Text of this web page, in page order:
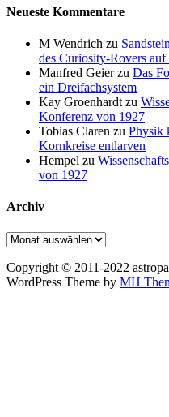
Neueste Kommentare
M Wendrich zu
des Curiosity-Rovers auf
Manfred Geierzu Das
ein Dreifachsystem
Kay Groenhardt zu
Konferenz von 1927
Tobias Claren zu Physik
Kornkreise entlarven
Hempel zu
von 1927
Archiv
Archiv
Copyright © 2011-2022
WordPress Theme by MH